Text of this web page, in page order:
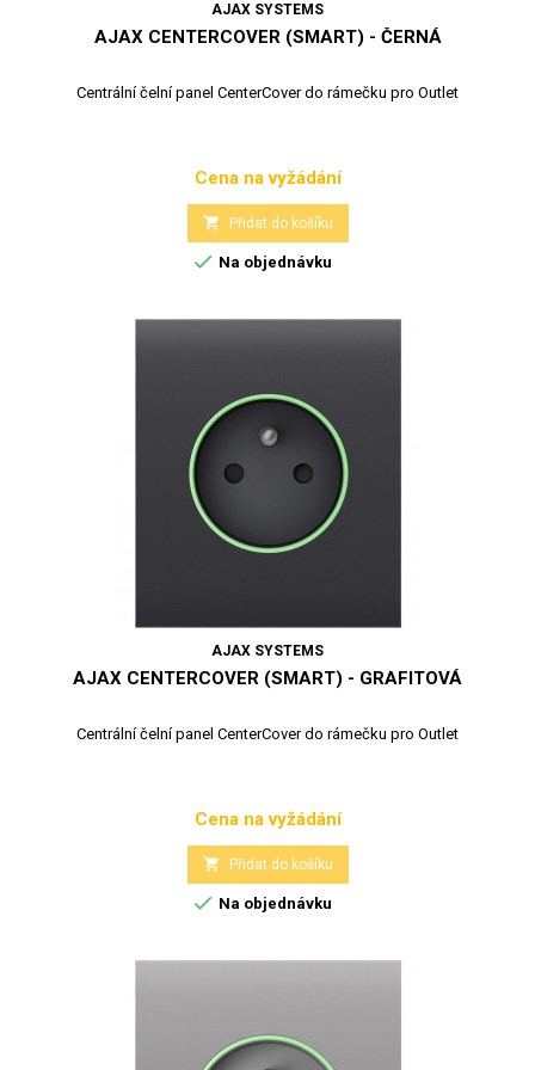
AJAX SYSTEMS
AJAX CENTERCOVER (SMART) - ČERNÁ
Centrální čelní panel CenterCover do rámečku pro Outlet
Cena
Cena na vyžádání
 Přidat do košíku
 Na objednávku
AJAX SYSTEMS
AJAX CENTERCOVER (SMART) - GRAFITOVÁ
Centrální čelní panel CenterCover do rámečku pro Outlet
Cena
Cena na vyžádání
 Přidat do košíku
 Na objednávku